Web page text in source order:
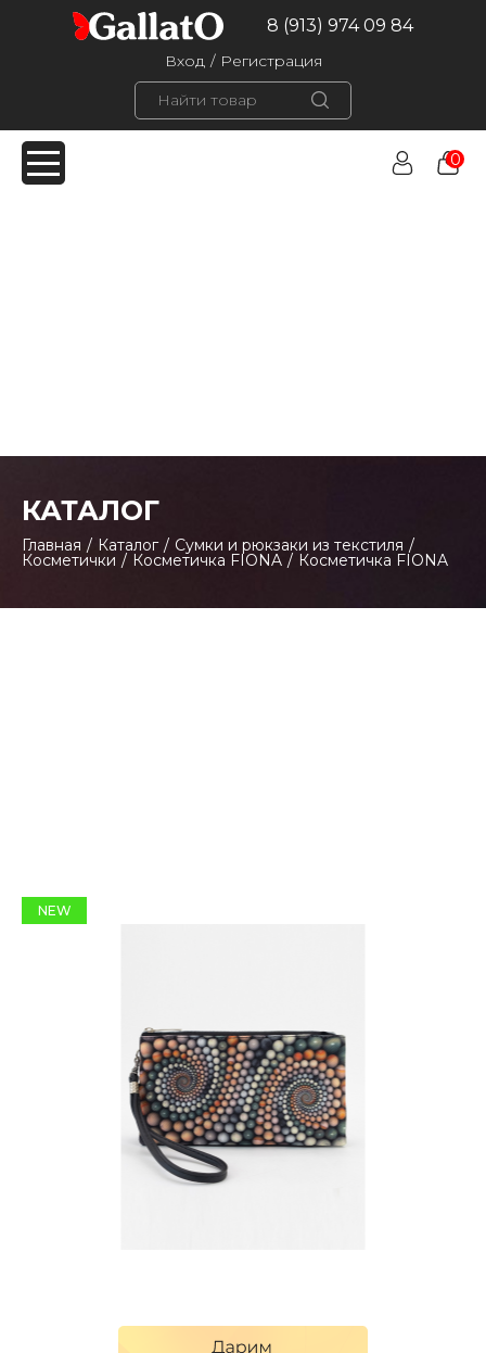
8 (913) 974 09 84
Вход / Регистрация
0
КАТАЛОГ
Главная / Каталог / Сумки и рюкзаки из текстиля /
Косметички / Косметичка FIONA / Косметичка FIONA
NEW